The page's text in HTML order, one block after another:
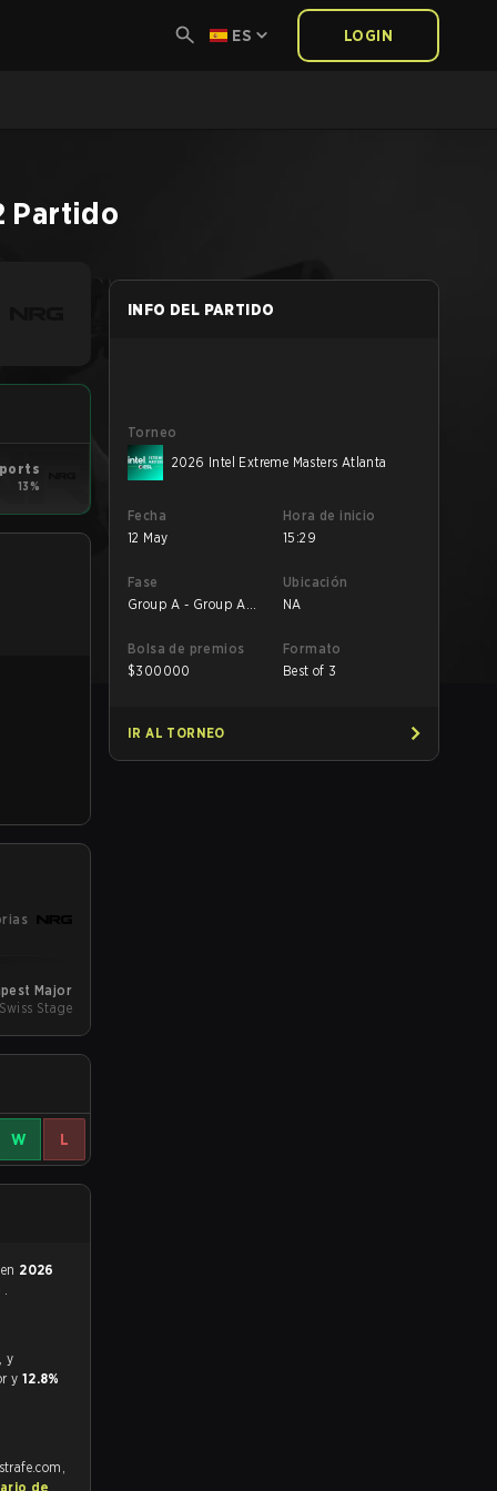
ES LOGIN
Partido
13%
Major
Swiss Stage
W L
2026
.
y 12.8%
de
INFO DEL PARTIDO
Torneo
2026 Intel Extreme Masters Atlanta
Fecha
12 May
Hora de inicio
15:29
Fase
Group A - Group A
Ubicación
NA
Bolsa de premios
$300000
Formato
Best of 3
IR AL TORNEO